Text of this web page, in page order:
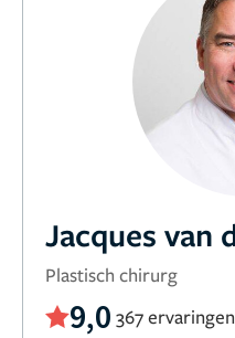
Jacques van
Plastisch chirurg
9,0 367 ervaringen